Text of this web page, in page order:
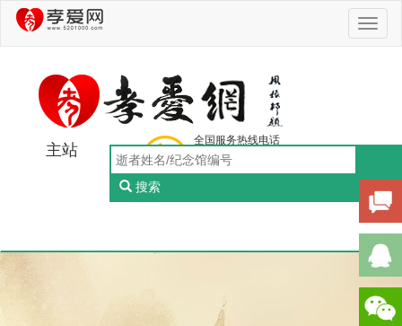
主站
搜索
全国服务热线电话
0756-5505888
工作日：9:00-18:00（周一至周五）